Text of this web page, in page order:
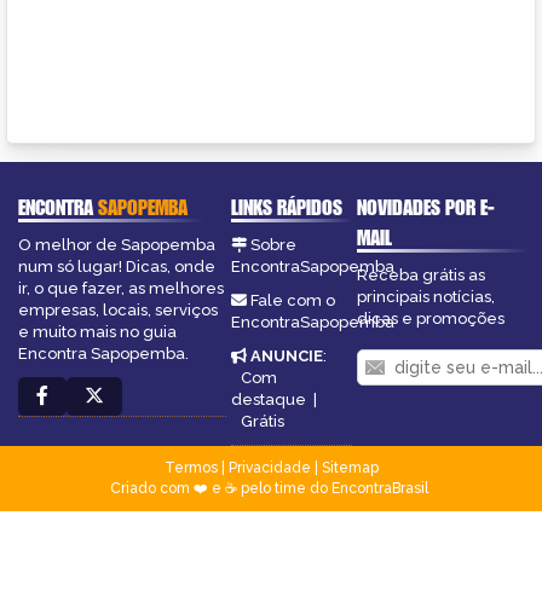
ENCONTRASAPOPEMBA
O melhor de Sapopemba
num só lugar! Dicas, onde
ir, o que fazer, as melhores
empresas, locais, serviços
e muito mais no guia
Encontra Sapopemba.
LINKS RÁPIDOS
Sobre
EncontraSapopemba
Fale com o
EncontraSapopemba
ANUNCIE:
Com
destaque |
Grátis
NOVIDADES POR E-
MAIL
Receba grátis as
principais notícias,
dicas e promoções
Termos| Privacidade
Sitemap
Criado com ❤️ e ☕ pelo time do EncontraBrasil